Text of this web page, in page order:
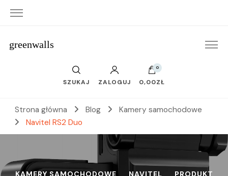
greenwalls
SZUKAJ ZALOGUJ
0
0,00ZŁ
Strona główna Blog
Kamery samochodowe
Navitel RS2 Duo
KAMERY SAMOCHODOWE NAVITEL PRODUKT